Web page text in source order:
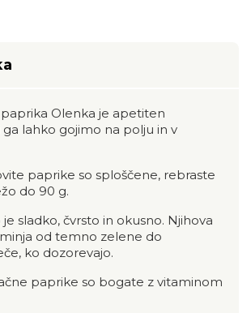
paprika Olenka je apetiten
ga lahko gojimo na polju in v
paprike so sploščene, rebraste
do 90 g.
sladko, čvrsto in okusno. Njihova
od temno zelene do
ko dozorevajo.
paprike so bogate z vitaminom